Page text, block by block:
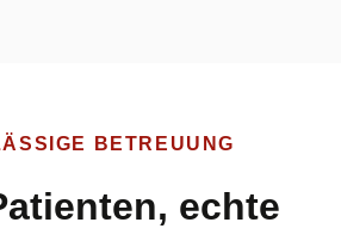
BETREUUNG
echte